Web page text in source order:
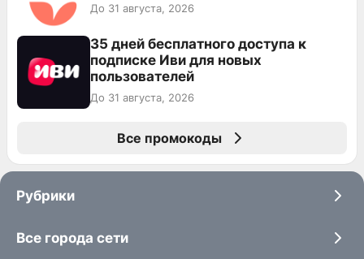
До 31 августа, 2026
35 дней бесплатного доступа к
подписке Иви для новых
пользователей
До 31 августа, 2026
Все промокоды
Рубрики
Все города сети